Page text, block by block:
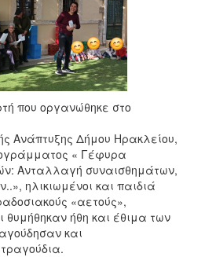
που οργανώθηκε στο
Ανάπτυξης Δήμου Ηρακλείου,
« Γέφυρα
Ανταλλαγή συναισθημάτων,
ηλικιωμένοι και παιδιά
«αετούς»,
ήθη και έθιμα των
και